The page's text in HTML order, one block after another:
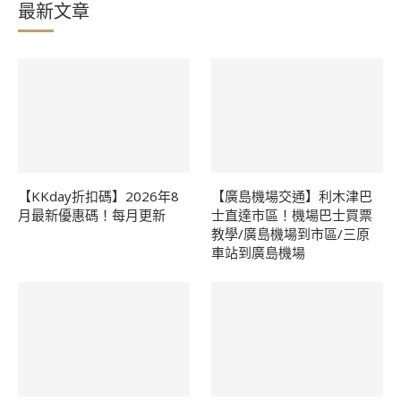
最新文章
【KKday折扣碼】2026年8
月最新優惠碼！每月更新
【廣島機場交通】利木津巴
士直達市區！機場巴士買票
教學/廣島機場到市區/三原
車站到廣島機場